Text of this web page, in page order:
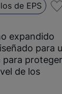
de EPS
expandido
para
para proteger
de los